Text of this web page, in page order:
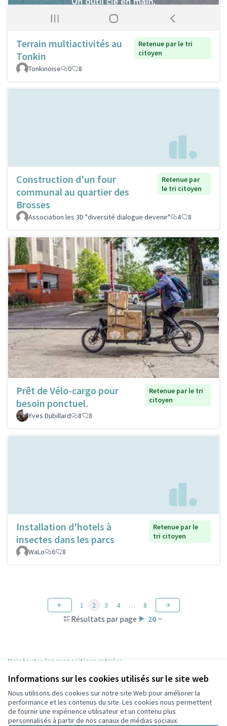
Informations sur les cookies utilisés sur le site web
Nous utilisons des cookies sur notre site Web pour améliorer la
performance et les contenus du site. Les cookies nous permettent
de fournir une expérience utilisateur et un contenu plus
personnalisés à partir de nos canaux de médias sociaux.
Terrain multiactivités au
Tonkin
Retenue par le tri
citoyen
Tonkinoise
0 8
Construction d'un four
communal au quartier des
Brosses
Retenue par
le tri citoyen
Association les 3D "diversité dialogue devenir" 4 8
Prêt de Vélo-cargo pour
besoin ponctuel.
Retenue par le tri
citoyen
Yves Dubillard
8 8
Installation d'hotels à
insectes dans les parcs
Retenue par le
tri citoyen
WaLo
6 8
Résultats par page : 20
1 2 3 4 … 8
Voir toutes les propositions retirées
Conditions d'utilisation
Paramètres des cookies
Participez Villeurbanne sur X
Participez Villeurbanne sur Facebook
Participez Villeurbanne sur Instagram
Participez Villeurbanne sur YouTube